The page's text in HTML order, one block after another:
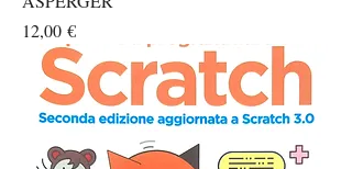
Prezzo
12,00 €